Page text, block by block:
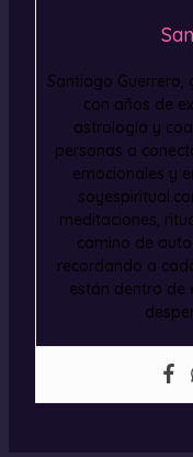
Santiago
con años de
astrología y
personas a
emocionales y
meditaciones,
camino de
recordando a
están dentro de